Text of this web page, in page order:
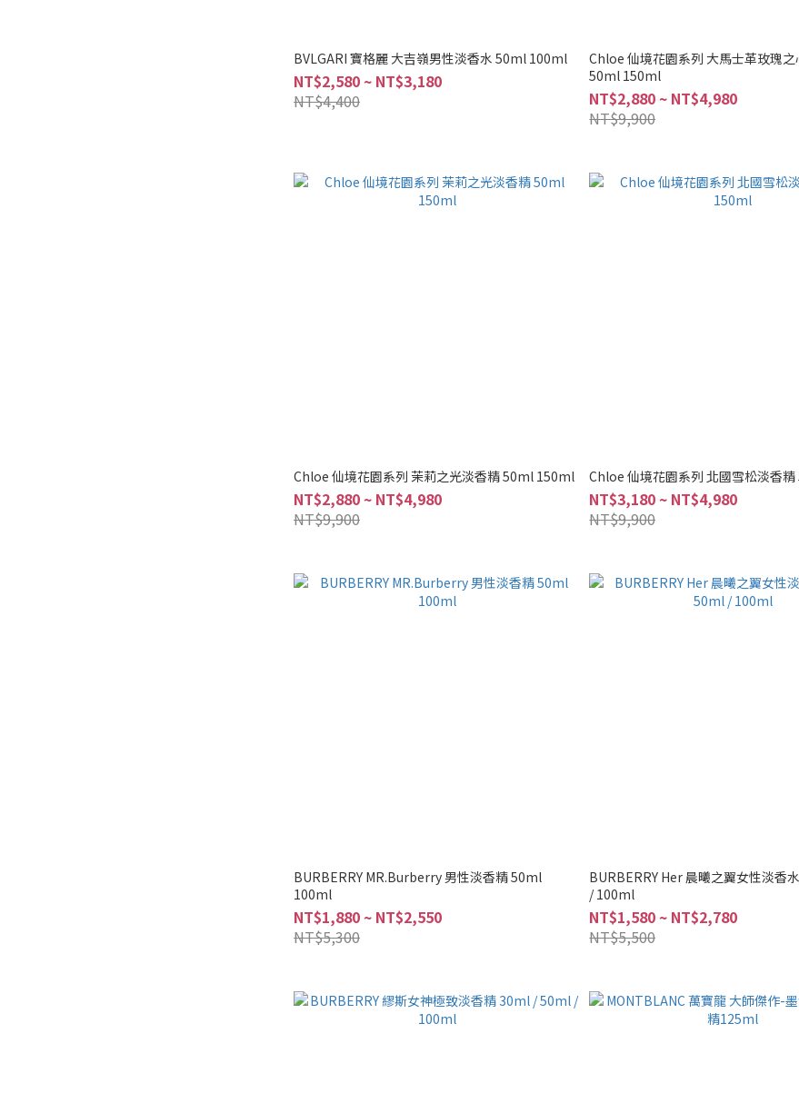
BVLGARI 寶格麗 大吉嶺男性淡香水 50ml 100ml
NT$2,580 ~ NT$3,180
NT$4,400
Chloe 仙境花園系列 大馬士革玫瑰
50ml 150ml
NT$2,880 ~ NT$4,980
NT$9,900
Chloe 仙境花園系列 茉莉之光淡香精 50ml 150ml
NT$2,880 ~ NT$4,980
NT$9,900
Chloe 仙境花園系列 北國雪松淡香
NT$3,180 ~ NT$4,980
NT$9,900
BURBERRY MR.Burberry 男性淡香精 50ml
100ml
NT$1,880 ~ NT$2,550
NT$5,300
BURBERRY Her 晨曦之翼女性淡香
/ 100ml
NT$1,580 ~ NT$2,780
NT$5,500